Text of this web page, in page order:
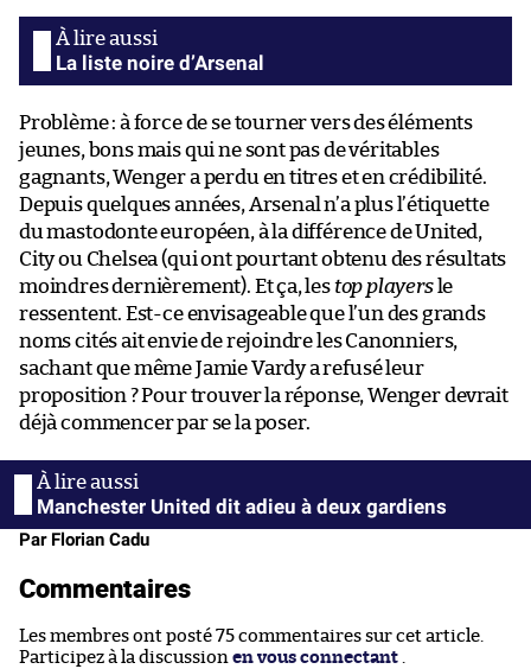
La liste noire d’Arsenal
Problème : à force de se tourner vers des éléments
jeunes, bons mais qui ne sont pas de véritables
gagnants, Wenger a perdu en titres et en crédibilité.
Depuis quelques années, Arsenal n’a plus l’étiquette
du mastodonte européen, à la différence de United,
City ou Chelsea (qui ont pourtant obtenu des résultats
moindres dernièrement). Et ça, lestop playersle
ressentent. Est-ce envisageable que l’un des grands
noms cités ait envie de rejoindre les Canonniers,
sachant que même Jamie Vardy a refusé leur
proposition ? Pour trouver la réponse, Wenger devrait
déjà commencer par se la poser.
Manchester United dit adieu à deux gardiens
Par Florian Cadu
Commentaires
Les membres ont posté 75 commentaires sur cet article.
Participez à la discussion en vous connectant .